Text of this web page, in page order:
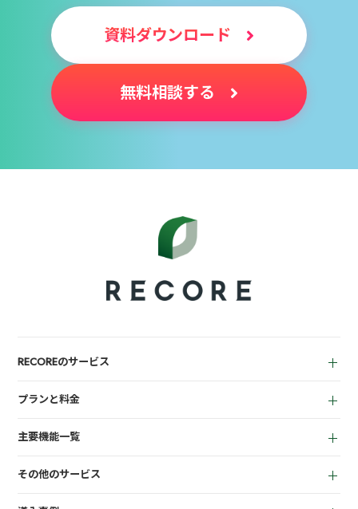
資料ダウンロード
無料相談する
RECOREのサービス
アパレル向け
プランと料金
主要機能一覧
EC機能
その他のサービス